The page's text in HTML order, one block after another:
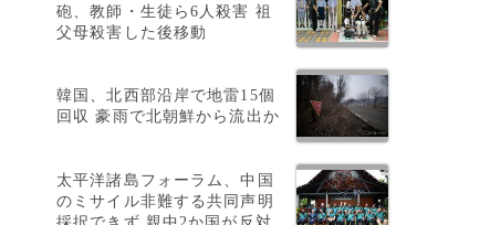
砲、教師・生徒ら6人殺害 祖
父母殺害した後移動
韓国、北西部沿岸で地雷15個
回収 豪雨で北朝鮮から流出か
太平洋諸島フォーラム、中国
のミサイル非難する共同声明
採択できず 親中2か国が反対